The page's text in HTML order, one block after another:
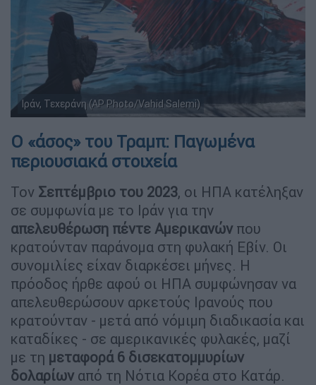
Ιράν, Τεχεράνη (AP Photo/Vahid Salemi)
Ο «άσος» του Τραμπ: Παγωμένα
περιουσιακά στοιχεία
Τον Σεπτέμβριο του 2023, οι ΗΠΑ κατέληξαν
σε συμφωνία με το Ιράν για την
απελευθέρωση πέντε Αμερικανών που
κρατούνταν παράνομα στη φυλακή Εβίν. Οι
συνομιλίες είχαν διαρκέσει μήνες. Η
πρόοδος ήρθε αφού οι ΗΠΑ συμφώνησαν να
απελευθερώσουν αρκετούς Ιρανούς που
κρατούνταν - μετά από νόμιμη διαδικασία και
καταδίκες - σε αμερικανικές φυλακές, μαζί
με τη μεταφορά 6 δισεκατομμυρίων
δολαρίων από τη Νότια Κορέα στο Κατάρ.